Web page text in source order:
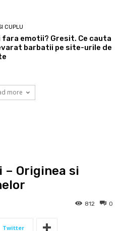
CUPLU
fara emotii? Gresit. Ce cauta
barbatii pe site-urile de
more